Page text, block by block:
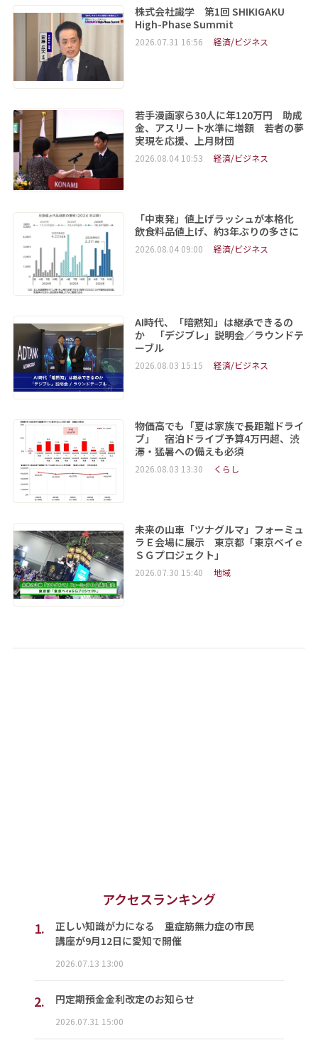
株式会社識学 第1回 SHIKIGAKU
High-Phase Summit
2026.07.31 16:56 経済/ビジネス
若手漫画家ら30人に年120万円 助成
金、アスリート水準に増額 若者の夢
実現を応援、上月財団
2026.08.04 10:53 経済/ビジネス
「中東発」値上げラッシュが本格化
飲食料品値上げ、約3年ぶりの多さに
2026.08.04 09:00 経済/ビジネス
AI時代、「暗黙知」は継承できるの
か 「デジブレ」説明会／ラウンドテ
ーブル
2026.08.03 15:15 経済/ビジネス
物価高でも「夏は家族で長距離ドライ
ブ」 宿泊ドライブ予算4万円超、渋
滞・猛暑への備えも必須
2026.08.03 13:30 くらし
未来の山車「ツナグルマ」フォーミュ
ラＥ会場に展示 東京都「東京ベイｅ
ＳＧプロジェクト」
2026.07.30 15:40 地域
アクセスランキング
1.
正しい知識が力になる 重症筋無力症の市民
講座が9月12日に愛知で開催
2026.07.13 13:00
2. 円定期預金金利改定のお知らせ
2026.07.31 15:00